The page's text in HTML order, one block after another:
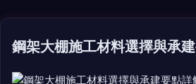
鋼架大棚施工材料選擇與承